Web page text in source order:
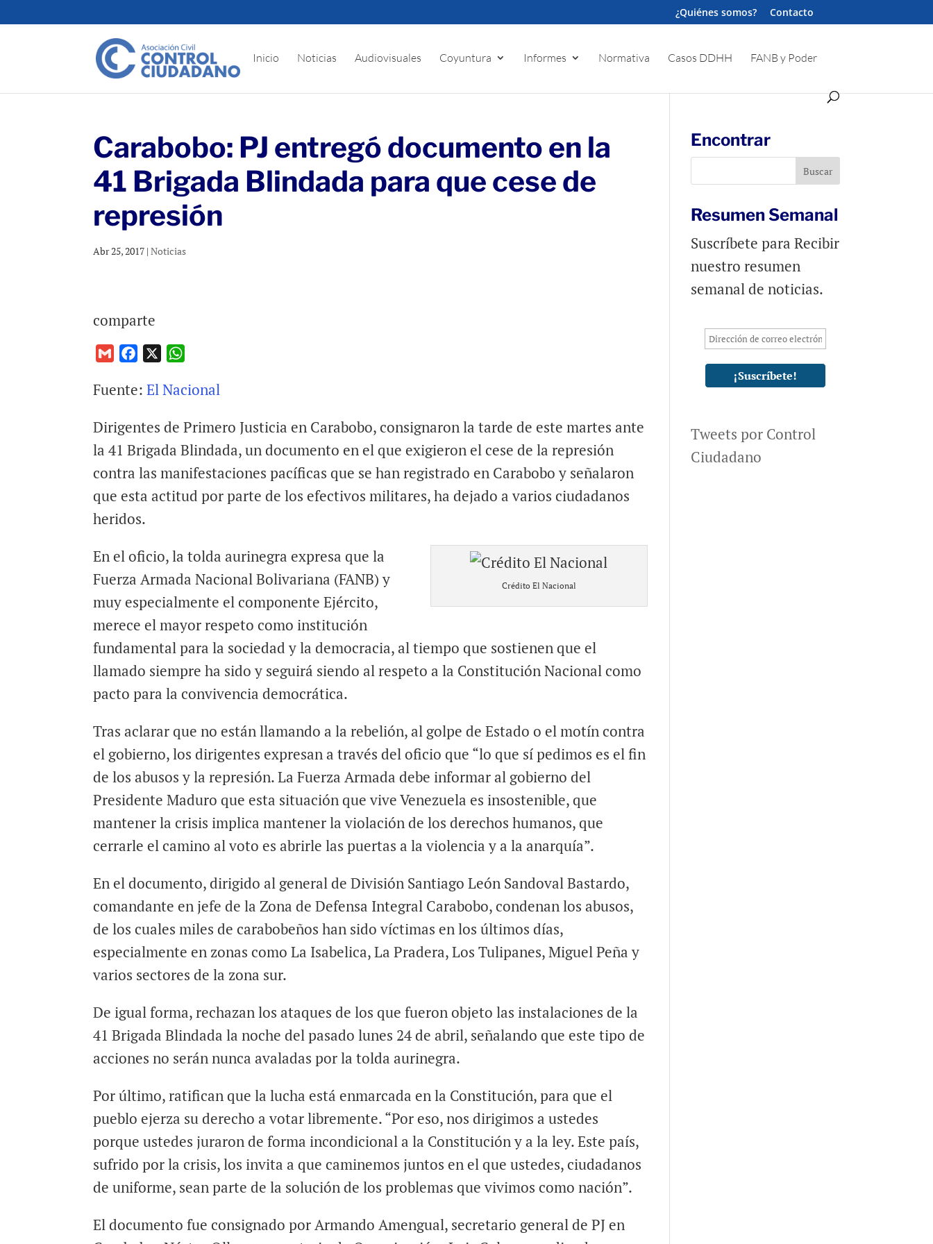
¿Quiénes somos? Contacto
Inicio Noticias Audiovisuales Coyuntura Informes Normativa Casos DDHH FANB y Poder
Carabobo: PJ entregó documento en la
41 Brigada Blindada para que cese de
represión
Abr 25, 2017 |Noticias
comparte
G
a
l
c
b
o
k
a
s
A
p
Fuente:El Nacional
Dirigentes de Primero Justicia en Carabobo, consignaron la tarde de este martes ante
la 41 Brigada Blindada, un documento en el que exigieron el cese de la represión
contra las manifestaciones pacíficas que se han registrado en Carabobo y señalaron
que esta actitud por parte de los efectivos militares, ha dejado a varios ciudadanos
heridos.
Crédito El Nacional
En el oficio, la tolda aurinegra expresa que la
Fuerza Armada Nacional Bolivariana (FANB) y
muy especialmente el componente Ejército,
merece el mayor respeto como institución
fundamental para la sociedad y la democracia, al tiempo que sostienen que el
llamado siempre ha sido y seguirá siendo al respeto a la Constitución Nacional como
pacto para la convivencia democrática.
Tras aclarar que no están llamando a la rebelión, al golpe de Estado o el motín contra
el gobierno, los dirigentes expresan a través del oficio que “lo que sí pedimos es el fin
de los abusos y la represión. La Fuerza Armada debe informar al gobierno del
Presidente Maduro que esta situación que vive Venezuela es insostenible, que
mantener la crisis implica mantener la violación de los derechos humanos, que
cerrarle el camino al voto es abrirle las puertas a la violencia y a la anarquía”.
En el documento, dirigido al general de División Santiago León Sandoval Bastardo,
comandante en jefe de la Zona de Defensa Integral Carabobo, condenan los abusos,
de los cuales miles de carabobeños han sido víctimas en los últimos días,
especialmente en zonas como La Isabelica, La Pradera, Los Tulipanes, Miguel Peña y
varios sectores de la zona sur.
De igual forma, rechazan los ataques de los que fueron objeto las instalaciones de la
41 Brigada Blindada la noche del pasado lunes 24 de abril, señalando que este tipo de
acciones no serán nunca avaladas por la tolda aurinegra.
Por último, ratifican que la lucha está enmarcada en la Constitución, para que el
pueblo ejerza su derecho a votar libremente. “Por eso, nos dirigimos a ustedes
porque ustedes juraron de forma incondicional a la Constitución y a la ley. Este país,
sufrido por la crisis, los invita a que caminemos juntos en el que ustedes, ciudadanos
de uniforme, sean parte de la solución de los problemas que vivimos como nación”.
El documento fue consignado por Armando Amengual, secretario general de PJ en
Encontrar
Resumen Semanal
Suscríbete para Recibir
nuestro resumen
semanal de noticias.
Tweets por Control
Ciudadano